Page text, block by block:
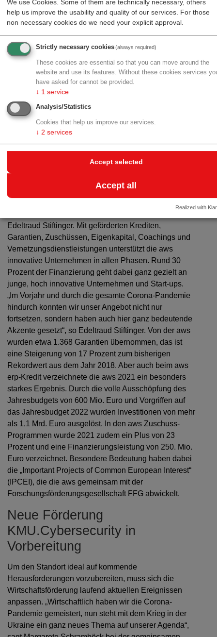
We use Cookies. Some of them are technically necessary, others
help us improve the usability and quality of our services. For those
non necessary cookies do we need your explicit approval.
Strictly necessary cookies(always required)
These cookies are essential so that you can move around the
website and use its features. Without these cookies services
have asked for cannot be provided.
↓ 1 service
Analysis/Statistics
Cookies that help us improve our services.
↓ 2 services
Accept selected
Accept all
Realized with
digitalisiert“, sagt aws Geschäftsführer Bernhard
Sagmeister. Darauf konnte die aws nun aufbauen.
ohne unsere konsequente Arbeit an der
Förderungsabwicklung nicht möglich. Dass wir damit
richtig gelegen sind, zeigen aber nicht nur die
Leistungszahlen, sondern auch das überaus positive
Feedback der österreichischen Unternehmen“, fasst
Bernhard Sagmeister zusammen.
Deutliche Steigerungen im aws
Kerngeschäft zur Finanzierung
von Innovationen und
Wachstum
„Äußerst positiv ist aber auch der Rückblick auf das
Edeltraud Stiftinger. Mit geförderten Krediten,
Garantien, Zuschüssen, Eigenkapital, Coachings und
Vernetzungsdienstleistungen unterstützt die aws
innovative Unternehmen in allen Phasen. Rund 30
Prozent der Finanzierung geht dabei ganz gezielt an
junge, hoch innovative Unternehmen und Start-ups.
„Im Vorjahr und durch die gesamte Corona-Pandemie
hindurch konnten wir unser Angebot nicht nur
fortsetzen, sondern haben auch hier ganz bedeutende
Akzente gesetzt“, so Edeltraud Stiftinger. Von der aws
wurden etwa 1.368 Garantien übernommen, das ist
eine Steigerung von 17 Prozent zum bisherigen
Rekordwert aus dem Jahr 2018. Aber auch beim aws
erp-Kredit verzeichnete die aws 2021 ein besonders
starkes Ergebnis. Durch die volle Ausschöpfung des
Jahresbudgets von 600 Mio. Euro und Vorgriffen auf
das Jahresbudget 2022 wurden Investitionen von mehr
als 1,1 Mrd. Euro ausgelöst. In den aws Zuschuss-
Programmen wurde 2021 zudem ein Plus von 23
Prozent und eine Finanzierungsleistung von 250. Mio.
Euro verzeichnet. Besondere Bedeutung haben dabei
die „Important Projects of Common European Interest“
(IPCEI), die die aws gemeinsam mit der
Forschungsförderungsgesellschaft FFG abwickelt.
Neue Förderung
KMU.Cybersecurity in
Vorbereitung
Um den Standort ideal auf kommende
Herausforderungen vorzubereiten, muss sich die
Wirtschaftsförderung laufend aktuellen Ereignissen
anpassen. „Wirtschaftlich haben wir die Corona-
Pandemie gemeistert, nun steht mit dem Krieg in der
Ukraine ein ganz neues Thema auf unserer Agenda“,